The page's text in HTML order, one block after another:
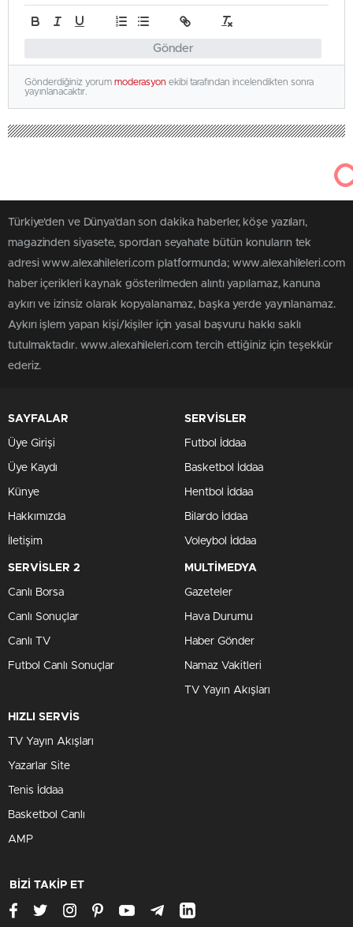
Gönder
Gönderdiğiniz yorum moderasyon ekibi tarafından incelendikten sonra
yayınlanacaktır.
Türkiye'den ve Dünya’dan son dakika haberler, köşe yazıları,
magazinden siyasete, spordan seyahate bütün konuların tek
adresi www.alexahileleri.com platformunda; www.alexahileleri.com
haber içerikleri kaynak gösterilmeden alıntı yapılamaz, kanuna
aykırı ve izinsiz olarak kopyalanamaz, başka yerde yayınlanamaz.
Aykırı işlem yapan kişi/kişiler için yasal başvuru hakkı saklı
tutulmaktadır. www.alexahileleri.com tercih ettiğiniz için teşekkür
ederiz.
SAYFALAR
Üye Girişi
Üye Kaydı
Künye
Hakkımızda
İletişim
SERVİSLER
Futbol İddaa
Basketbol İddaa
Hentbol İddaa
Bilardo İddaa
Voleybol İddaa
SERVİSLER 2
Canlı Borsa
Canlı Sonuçlar
Canlı TV
Futbol Canlı Sonuçlar
MULTİMEDYA
Gazeteler
Hava Durumu
Haber Gönder
Namaz Vakitleri
TV Yayın Akışları
HIZLI SERVİS
TV Yayın Akışları
Yazarlar Site
Tenis İddaa
Basketbol Canlı
AMP
BİZİ TAKİP ET